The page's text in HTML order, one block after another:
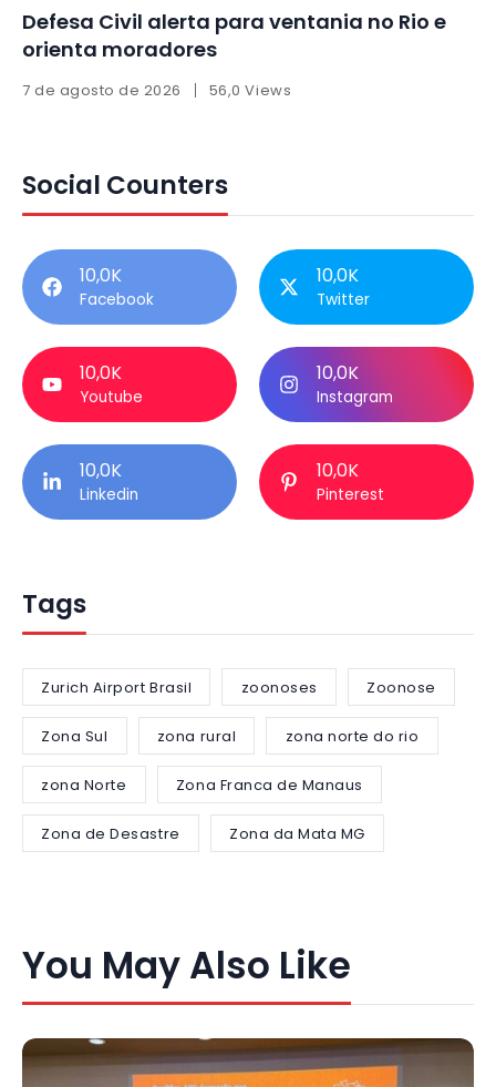
Defesa Civil alerta para ventania no Rio e
orienta moradores
7 de agosto de 2026 56,0 Views
Social Counters
10,0K
Facebook
10,0K
Twitter
10,0K
Youtube
10,0K
Instagram
10,0K
Linkedin
10,0K
Pinterest
Tags
Zurich Airport Brasil zoonoses Zoonose
Zona Sul zona rural zona norte do rio
zona Norte Zona Franca de Manaus
Zona de Desastre Zona da Mata MG
You May Also Like